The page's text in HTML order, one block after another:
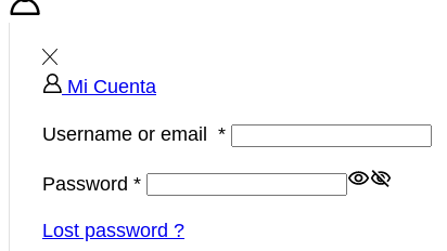
Mi Cuenta
Username or email *
Password *
Lost password ?